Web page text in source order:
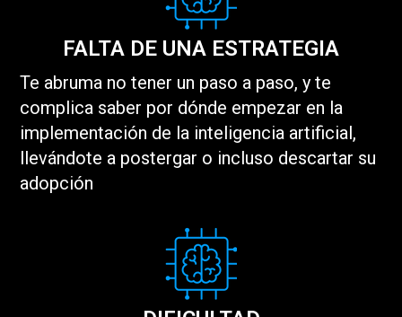
FALTA DE UNA ESTRATEGIA
Te abruma no tener un paso a paso, y te
complica saber por dónde empezar en la
implementación de la inteligencia artificial,
llevándote a postergar o incluso descartar su
adopción